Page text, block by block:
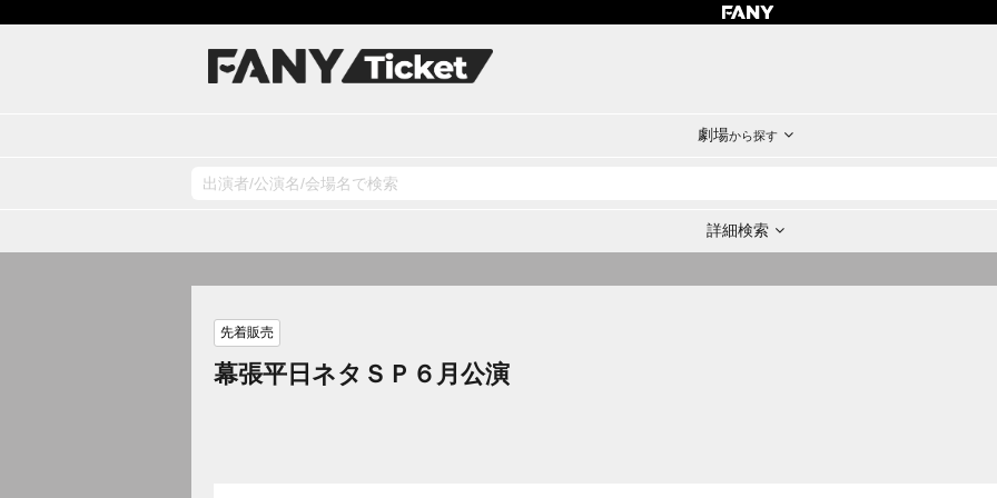
劇場から探す
詳細検索
先着販売
幕張平日ネタＳＰ６月公演